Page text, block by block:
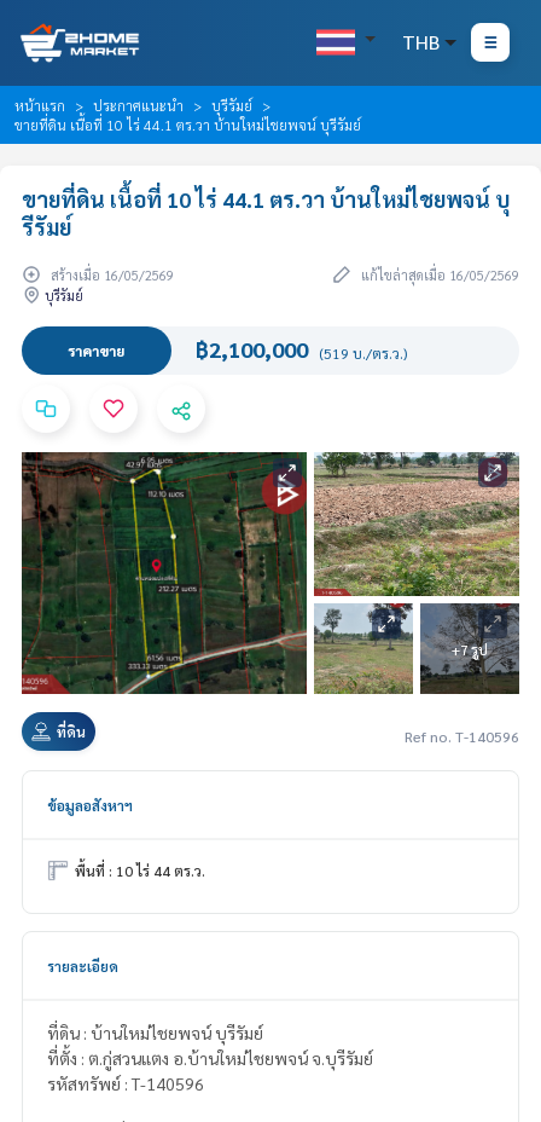
THB
หน้าแรก ประกาศแนะนำ
บุรีรัมย์
ขายที่ดิน เนื้อที่ 10 ไร่ 44.1 ตร.วา บ้านใหม่ไชยพจน์ บุรีรัมย์
ขายที่ดิน เนื้อที่ 10 ไร่ 44.1 ตร.วา บ้านใหม่ไชยพจน์ บุ
รีรัมย์
สร้างเมื่อ 16/05/2569
แก้ไขล่าสุดเมื่อ 16/05/2569
บุรีรัมย์
ราคาขาย ฿2,100,000 (519 บ./ตร.ว.)
+7 รูป
ที่ดิน Ref no. T-140596
ข้อมูลอสังหาฯ
พื้นที่ : 10 ไร่ 44 ตร.ว.
รายละเอียด
ที่ดิน : บ้านใหม่ไชยพจน์ บุรีรัมย์
ที่ตั้ง : ต.กู่สวนแตง อ.บ้านใหม่ไชยพจน์ จ.บุรีรัมย์
รหัสทรัพย์ : T-140596